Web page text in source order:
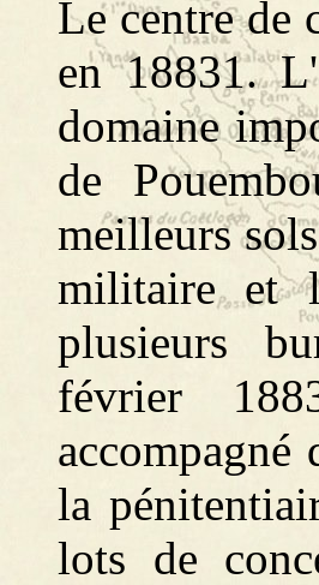
Le centre de
en 18831.
domaine
de
meilleurs
militaire et
plusieurs
février
la
lots de